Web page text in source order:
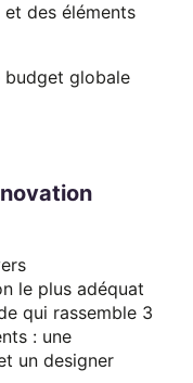
des éléments
budget globale
le plus adéquat
qui rassemble 3
: une
un designer